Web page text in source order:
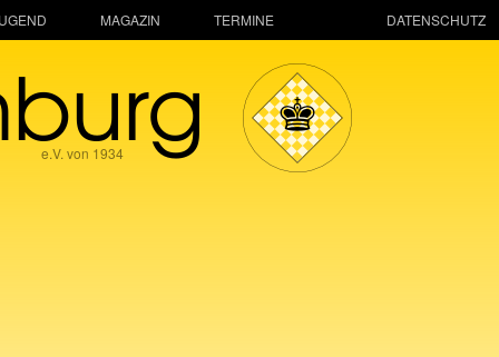
MAGAZIN TERMINE
e.V. von 1934
DATENSCHUTZ